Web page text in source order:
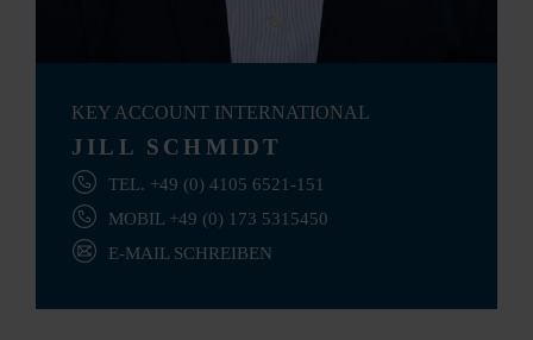
KEY ACCOUNT INTERNATIONAL
JILL SCHMIDT
TEL. +49 (0) 4105 6521-151
MOBIL +49 (0) 173 5315450
E-MAIL SCHREIBEN